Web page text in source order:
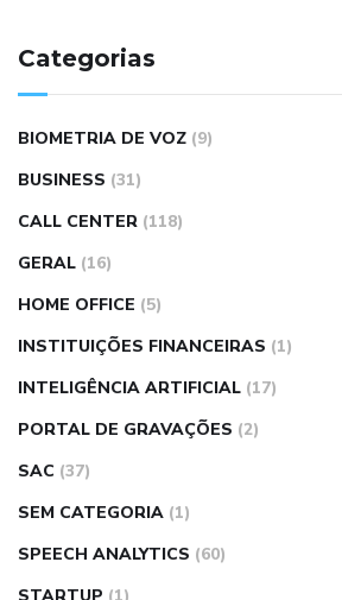
Categorias
BIOMETRIA DE VOZ (9)
BUSINESS (31)
CALL CENTER (118)
GERAL (16)
HOME OFFICE (5)
INSTITUIÇÕES FINANCEIRAS (1)
INTELIGÊNCIA ARTIFICIAL (17)
PORTAL DE GRAVAÇÕES (2)
SAC (37)
SEM CATEGORIA (1)
SPEECH ANALYTICS (60)
STARTUP (1)